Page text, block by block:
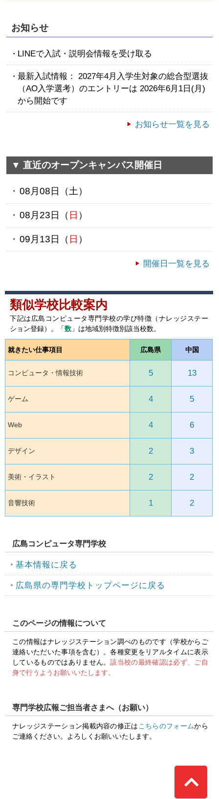
お知らせ
LINEで入試・説明会情報を受け取る
最新入試情報： 2027年4月入学生対象の総合型選抜
（AO入学選考）のエントリーは 2026年6月1日(月)
から開始です
お知らせ一覧を見る
▼ 直近のオープンキャンパス開催日
08月08日（ 土 ）
08月23日（ 日 ）
09月13日（ 日 ）
開催日一覧を見る
類似学校比較案内
下記は広島コンピュータ専門学校の学び特徴（ナレッジステー
ション登録）。「数 」は地域別特徴別該当校数。
就きたい仕事項目 広島県 中国
コンピュータ・情報技術 5 13
ゲーム 4 5
Web 4 6
デザイン 2 3
美術・イラスト 2 2
音響技術 1 2
広島コンピュータ専門学校
基本情報に戻る
広島県の専門学校トップページに戻る
このページの情報について
この情報はナレッジステーション調べのものです（学校からご
連絡いただいた事項を含む）。各種変更をリアルタイムに表示
しているものではありません。該当校の最終確認は必ず、ご自
身で行うようお願いいたします。
専門学校広報ご担当者さまへ（お願い）
ナレッジステーション掲載内容の修正は こちらのフォームから
ご連絡ください。よろしくお願いいたします。
Top